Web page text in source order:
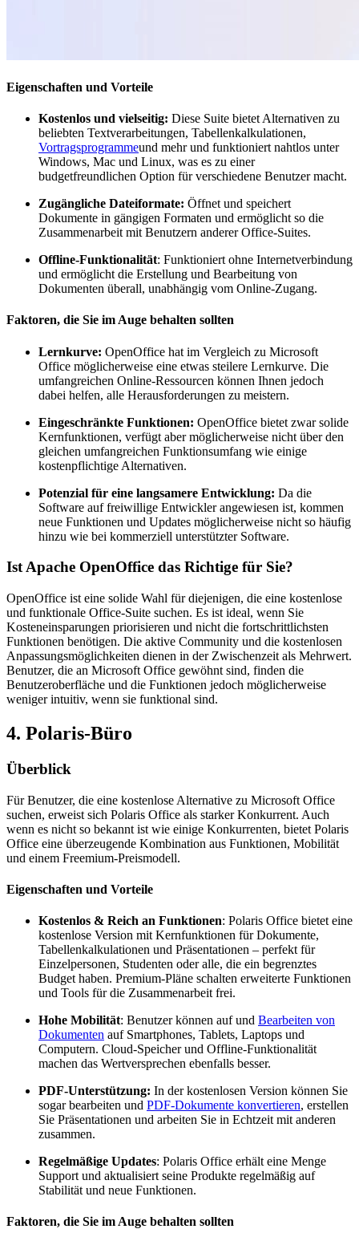
Eigenschaften und Vorteile
Kostenlos und vielseitig: Diese Suite bietet Alternativen zu
beliebten Textverarbeitungen, Tabellenkalkulationen,
Vortragsprogrammeund mehr und funktioniert nahtlos unter
Windows, Mac und Linux, was es zu einer
budgetfreundlichen Option für verschiedene Benutzer macht.
Zugängliche Dateiformate: Öffnet und speichert
Dokumente in gängigen Formaten und ermöglicht so die
Zusammenarbeit mit Benutzern anderer Office-Suites.
Offline-Funktionalität: Funktioniert ohne Internetverbindung
und ermöglicht die Erstellung und Bearbeitung von
Dokumenten überall, unabhängig vom Online-Zugang.
Faktoren, die Sie im Auge behalten sollten
Lernkurve: OpenOffice hat im Vergleich zu Microsoft
Office möglicherweise eine etwas steilere Lernkurve. Die
umfangreichen Online-Ressourcen können Ihnen jedoch
dabei helfen, alle Herausforderungen zu meistern.
Eingeschränkte Funktionen: OpenOffice bietet zwar solide
Kernfunktionen, verfügt aber möglicherweise nicht über den
gleichen umfangreichen Funktionsumfang wie einige
kostenpflichtige Alternativen.
Potenzial für eine langsamere Entwicklung: Da die
Software auf freiwillige Entwickler angewiesen ist, kommen
neue Funktionen und Updates möglicherweise nicht so häufig
hinzu wie bei kommerziell unterstützter Software.
Ist Apache OpenOffice das Richtige für Sie?
OpenOffice ist eine solide Wahl für diejenigen, die eine kostenlose
und funktionale Office-Suite suchen. Es ist ideal, wenn Sie
Kosteneinsparungen priorisieren und nicht die fortschrittlichsten
Funktionen benötigen. Die aktive Community und die kostenlosen
Anpassungsmöglichkeiten dienen in der Zwischenzeit als Mehrwert.
Benutzer, die an Microsoft Office gewöhnt sind, finden die
Benutzeroberfläche und die Funktionen jedoch möglicherweise
weniger intuitiv, wenn sie funktional sind.
4. Polaris-Büro
Überblick
Für Benutzer, die eine kostenlose Alternative zu Microsoft Office
suchen, erweist sich Polaris Office als starker Konkurrent. Auch
wenn es nicht so bekannt ist wie einige Konkurrenten, bietet Polaris
Office eine überzeugende Kombination aus Funktionen, Mobilität
und einem Freemium-Preismodell.
Eigenschaften und Vorteile
Kostenlos & Reich an Funktionen: Polaris Office bietet eine
kostenlose Version mit Kernfunktionen für Dokumente,
Tabellenkalkulationen und Präsentationen – perfekt für
Einzelpersonen, Studenten oder alle, die ein begrenztes
Budget haben. Premium-Pläne schalten erweiterte Funktionen
und Tools für die Zusammenarbeit frei.
Hohe Mobilität: Benutzer können auf und Bearbeiten von
Dokumenten auf Smartphones, Tablets, Laptops und
Computern. Cloud-Speicher und Offline-Funktionalität
machen das Wertversprechen ebenfalls besser.
PDF-Unterstützung: In der kostenlosen Version können Sie
sogar bearbeiten und PDF-Dokumente konvertieren, erstellen
Sie Präsentationen und arbeiten Sie in Echtzeit mit anderen
zusammen.
Regelmäßige Updates: Polaris Office erhält eine Menge
Support und aktualisiert seine Produkte regelmäßig auf
Stabilität und neue Funktionen.
Faktoren, die Sie im Auge behalten sollten